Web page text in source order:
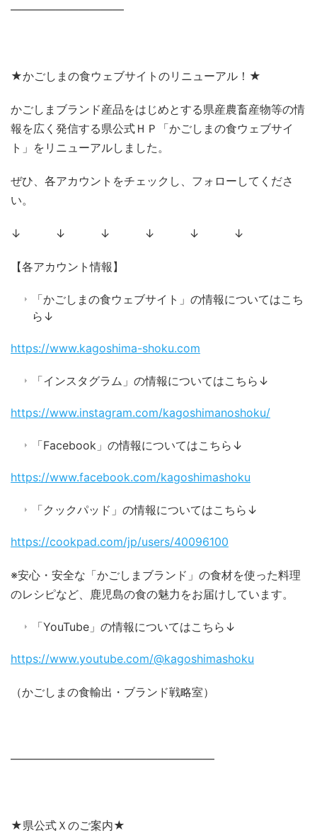
——————————
★かごしまの食ウェブサイトのリニューアル！★
かごしまブランド産品をはじめとする県産農畜産物等の情
報を広く発信する県公式ＨＰ「かごしまの食ウェブサイ
ト」をリニューアルしました。
ぜひ、各アカウントをチェックし、フォローしてくださ
い。
↓ ↓ ↓ ↓ ↓ ↓
【各アカウント情報】
「かごしまの食ウェブサイト」の情報についてはこち
ら↓
https://www.kagoshima-shoku.com
「インスタグラム」の情報についてはこちら↓
https://www.instagram.com/kagoshimanoshoku/
「Facebook」の情報についてはこちら↓
https://www.facebook.com/kagoshimashoku
「クックパッド」の情報についてはこちら↓
https://cookpad.com/jp/users/40096100
※安心・安全な「かごしまブランド」の食材を使った料理
のレシピなど、鹿児島の食の魅力をお届けしています。
「YouTube」の情報についてはこちら↓
https://www.youtube.com/@kagoshimashoku
（かごしまの食輸出・ブランド戦略室）
――――――――――――――――――
★県公式Ｘのご案内★